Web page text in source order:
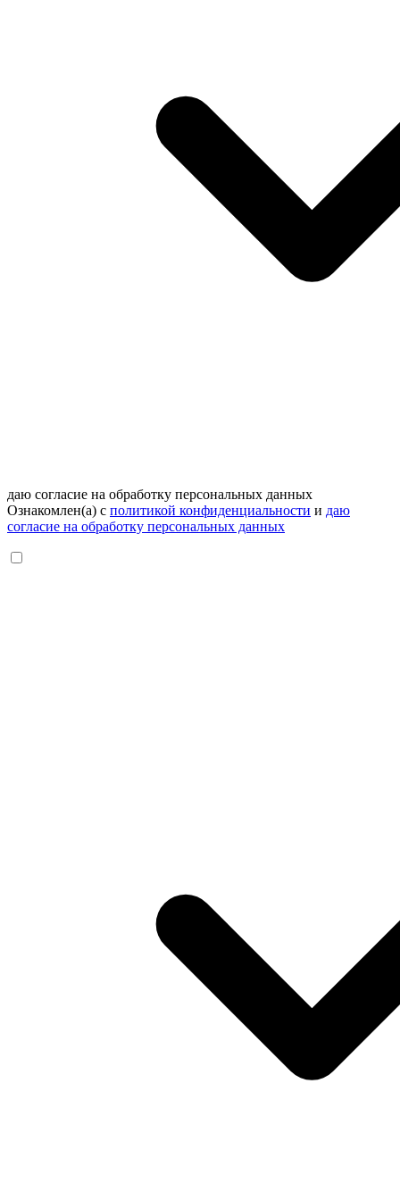
даю согласие на обработку персональных данных
Ознакомлен(а) с политикой конфиденциальности и даю
согласие на обработку персональных данных